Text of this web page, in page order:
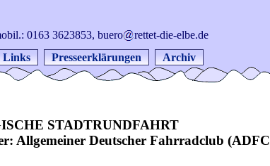
STADTRUNDFAHRT
Allgemeiner Deutscher Fahrradclub
0163 3623853, buero
rettet-die-elbe.de
Links Presseerklärungen Archiv